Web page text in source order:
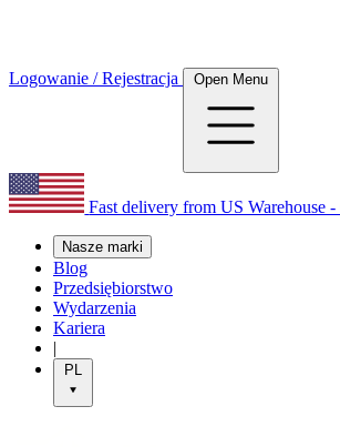
Logowanie / Rejestracja Open Menu
Fast delivery from US Warehouse
Nasze marki
Blog
Przedsiębiorstwo
Wydarzenia
Kariera
|
PL